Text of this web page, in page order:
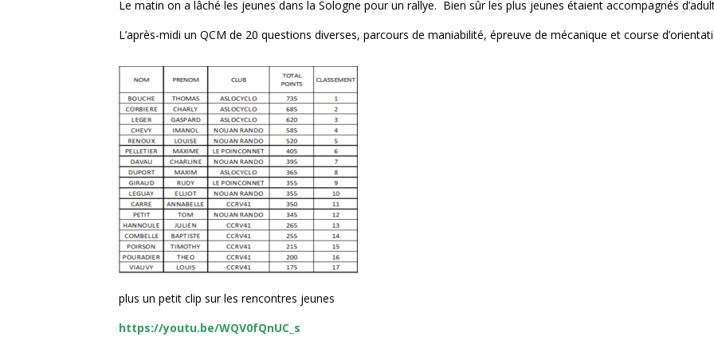
Le matin on a lâché les jeunes dans la Sologne pour un rallye. Bien sûr les plus jeunes étaient accompagnés
L’après-midi un QCM de 20 questions diverses, parcours de maniabilité, épreuve de mécanique et course
Facebook Twitter
plus un petit clip sur les rencontres jeunes
https://youtu.be/WQV0fQnUC_s